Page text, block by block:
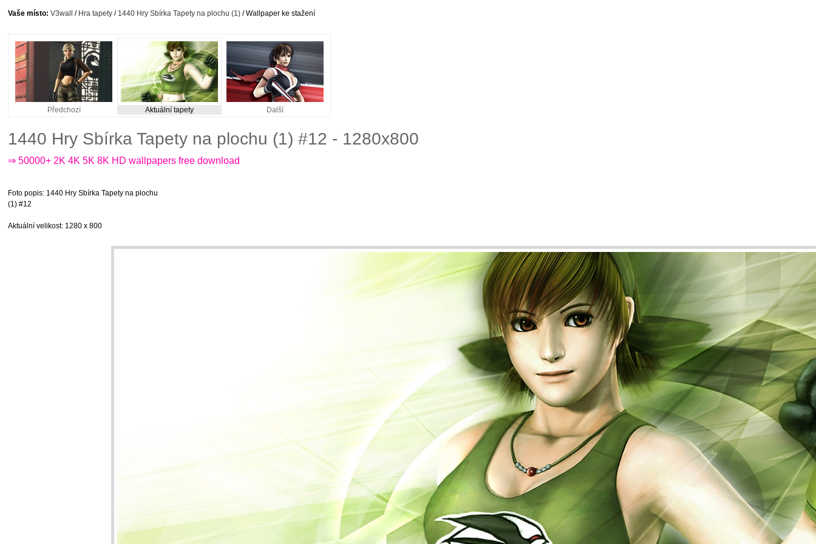
Vaše místo: V3wall / Hra tapety / 1440 Hry Sbírka Tapety na plochu (1) / Wallpaper ke stažení
Předchozí Aktuální tapety Další
1440 Hry Sbírka Tapety na plochu (1) #12 - 1280x800
⇒ 50000+ 2K 4K 5K 8K HD wallpapers free download
Foto popis: 1440 Hry Sbírka Tapety na plochu
(1) #12
Aktuální velikost: 1280 x 800